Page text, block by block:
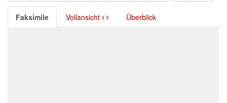
Faksimile Vollansicht Überblick